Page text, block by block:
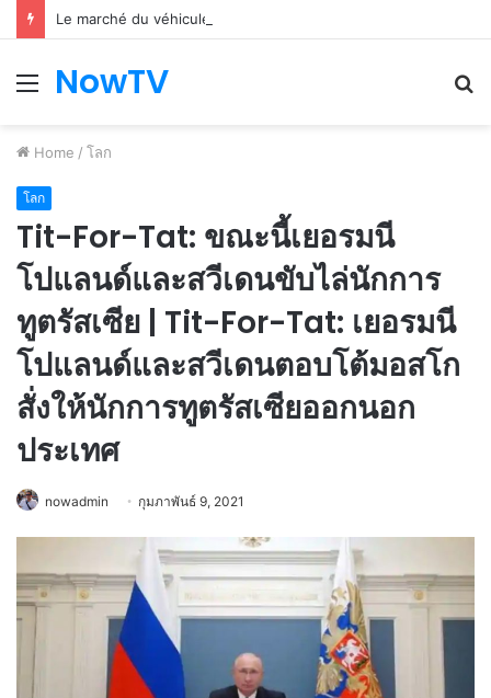
Le marché du véhicule d’occasion en plein essor
Menu
NowTV
Home / โลก
โลก
Tit-For-Tat: ขณะนี้เยอรมนี
โปแลนด์และสวีเดนขับไล่นักการ
ทูตรัสเซีย | Tit-For-Tat: เยอรมนี
โปแลนด์และสวีเดนตอบโต้มอสโก
สั่งให้นักการทูตรัสเซียออกนอก
ประเทศ
nowadmin กุมภาพันธ์ 9, 2021